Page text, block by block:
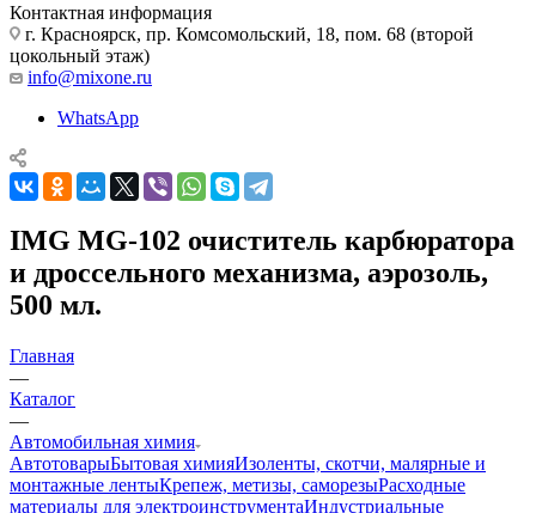
Контактная информация
г. Красноярск, пр. Комсомольский, 18, пом. 68 (второй
цокольный этаж)
info@mixone.ru
WhatsApp
IMG MG-102 очиститель карбюратора
и дроссельного механизма, аэрозоль,
500 мл.
Главная
—
Каталог
—
Автомобильная химия
АвтотоварыБытовая химияИзоленты, скотчи, малярные и
монтажные лентыКрепеж, метизы, саморезыРасходные
материалы для электроинструментаИндустриальные